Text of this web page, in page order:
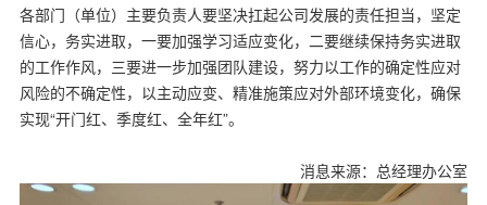
各部门（单位）主要负责人要坚决扛起公司发展的责任担当，坚定
信心，务实进取，一要加强学习适应变化，二要继续保持务实进取
的工作作风，三要进一步加强团队建设，努力以工作的确定性应对
风险的不确定性，以主动应变、精准施策应对外部环境变化，确保
实现“开门红、季度红、全年红”。
消息来源：总经理办公室